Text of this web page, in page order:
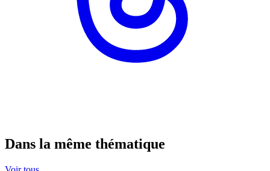
Dans la même thématique